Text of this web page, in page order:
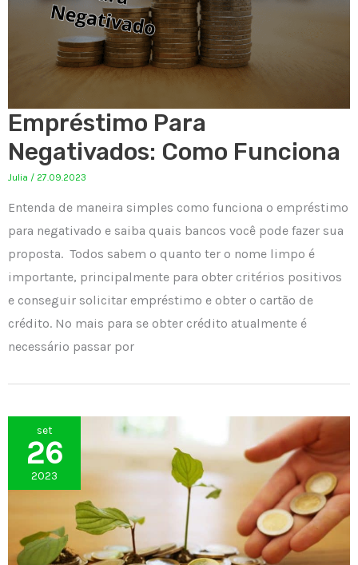
Empréstimo Para
Negativados: Como Funciona
Julia / 27.09.2023
Entenda de maneira simples como funciona o empréstimo
para negativado e saiba quais bancos você pode fazer sua
proposta. Todos sabem o quanto ter o nome limpo é
importante, principalmente para obter critérios positivos
e conseguir solicitar empréstimo e obter o cartão de
crédito. No mais para se obter crédito atualmente é
necessário passar por
set
26
2023